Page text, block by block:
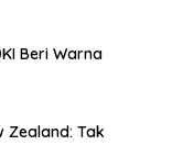
Beri Warna
Zealand: Tak